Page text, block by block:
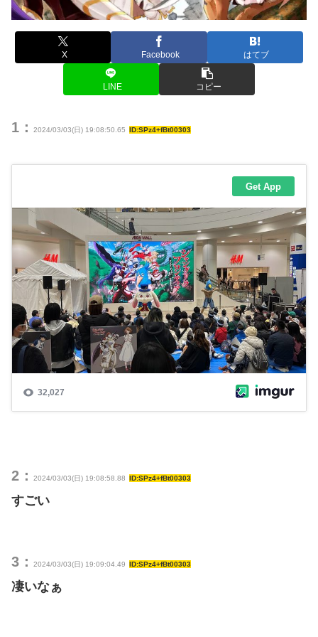
X Facebook はてブ
LINE コピー
1： 2024/03/03(日) 19:08:50.65 ID:SPz4+fBt00303
2： 2024/03/03(日) 19:08:58.88 ID:SPz4+fBt00303
すごい
3： 2024/03/03(日) 19:09:04.49 ID:SPz4+fBt00303
凄いなぁ